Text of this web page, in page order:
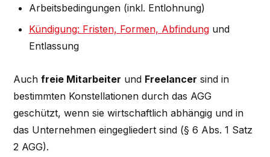
Arbeitsbedingungen (inkl. Entlohnung)
Kündigung: Fristen, Formen, Abfindungund
Entlassung
Auchfreie Mitarbeiter und Freelancer sind in
bestimmten Konstellationen durch das AGG
geschützt, wenn sie wirtschaftlich abhängig und in
das Unternehmen eingegliedert sind (§ 6 Abs. 1 Satz
2 AGG).